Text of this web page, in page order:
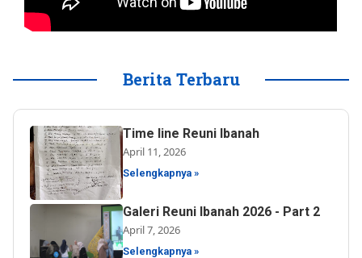
Berita Terbaru
Time line Reuni Ibanah
April 11, 2026
Selengkapnya »
Galeri Reuni Ibanah 2026 - Part 2
April 7, 2026
Selengkapnya »